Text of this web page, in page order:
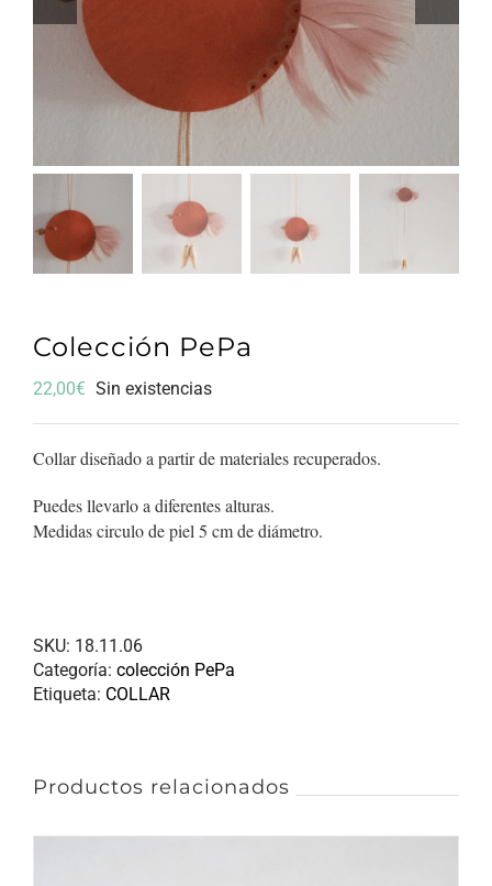
Colección PePa
22,00€ Sin existencias
Collar diseñado a partir de materiales recuperados.
Puedes llevarlo a diferentes alturas.
Medidas circulo de piel 5 cm de diámetro.
SKU: 18.11.06
Categoría: colección PePa
Etiqueta: COLLAR
Productos relacionados